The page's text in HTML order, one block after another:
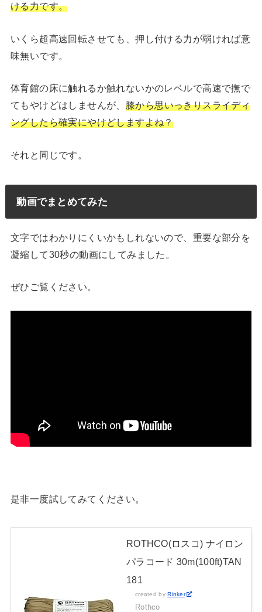
ける力です。
いくら超高速回転させても、押し付ける力が弱ければ意
味無いです。
体育館の床に触れるか触れないかのレベルで高速で撫で
てもやけどはしませんが、 膝から思いっきりスライディ
ングしたら確実にやけどしますよね？
それと同じです。
動画でまとめてみた
文字ではわかりにくいかもしれないので、重要な部分を
凝縮して30秒の動画にしてみました。
ぜひご覧ください。
是非一度試してみてください。
ROTHCO(ロスコ) ナイロン
パラコード 30m(100ft)TAN
181
created byRinker
Rothco